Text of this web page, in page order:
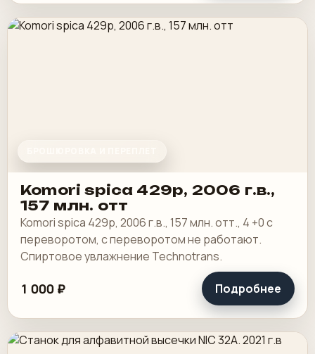
Komori spica 429p, 2006 г.в.,
157 млн. отт
Komori spica 429p, 2006 г.в., 157 млн. отт., 4 +0 с
переворотом, с переворотом не работают.
Спиртовое увлажнение Technotrans.
1 000 ₽ Подробнее